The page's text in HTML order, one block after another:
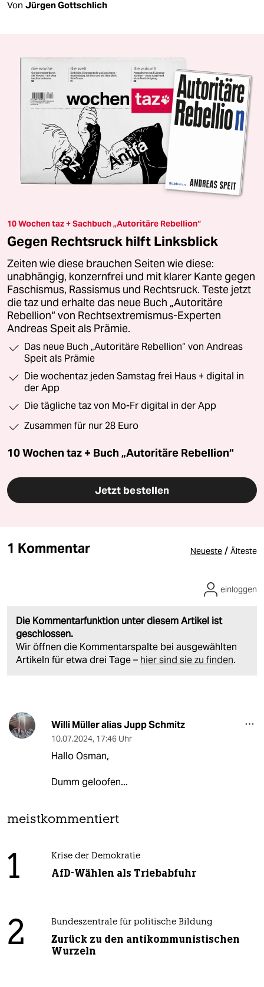
Von Jürgen Gottschlich
10 Wochen taz + Sachbuch „Autoritäre Rebellion“
Gegen Rechtsruck hilft Linksblick
Zeiten wie diese brauchen Seiten wie diese:
unabhängig, konzernfrei und mit klarer Kante gegen
Faschismus, Rassismus und Rechtsruck. Teste jetzt
die taz und erhalte das neue Buch „Autoritäre
Rebellion“ von Rechtsextremismus-Experten
Andreas Speit als Prämie.
Das neue Buch „Autoritäre Rebellion“ von Andreas
Speit als Prämie
Die wochentaz jeden Samstag frei Haus + digital in
der App
Die tägliche taz von Mo-Fr digital in der App
Zusammen für nur 28 Euro
10 Wochen taz + Buch „Autoritäre Rebellion“
Jetzt bestellen
1 Kommentar Neueste / Älteste
Die Kommentarfunktion unter diesem Artikel ist
geschlossen.
Wir öffnen die Kommentarspalte bei ausgewählten
Artikeln für etwa drei Tage – hier sind sie zu finden.
einloggen
Willi Müller alias Jupp Schmitz
10.07.2024, 17:46 Uhr
Hallo Osman,
Dumm geloofen...
meistkommentiert
1 Krise der Demokratie
AfD-Wählen als Triebabfuhr
2 Bundeszentrale für politische Bildung
Zurück zu den antikommunistischen
Wurzeln